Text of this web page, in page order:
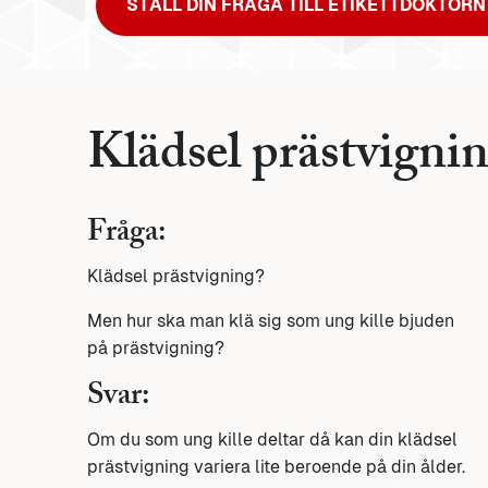
STÄLL DIN FRÅGA TILL ETIKETTDOKTORN
Klädsel
Fråga:
Klädsel prästvigning?
Men hur ska man klä sig som ung kille bjuden
på prästvigning?
Svar:
Om du som ung kille deltar då kan din klädsel
prästvigning variera lite beroende på din ålder.